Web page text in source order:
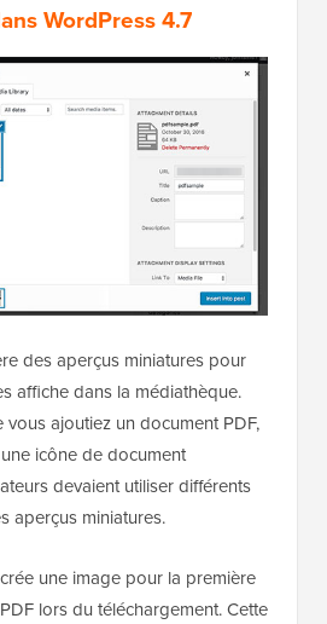
WordPress 4.7
des aperçus miniatures pour
affiche dans la médiathèque.
ajoutiez un document PDF,
icône de document
devaient utiliser différents
aperçus miniatures.
une image pour la première
lors du téléchargement. Cette